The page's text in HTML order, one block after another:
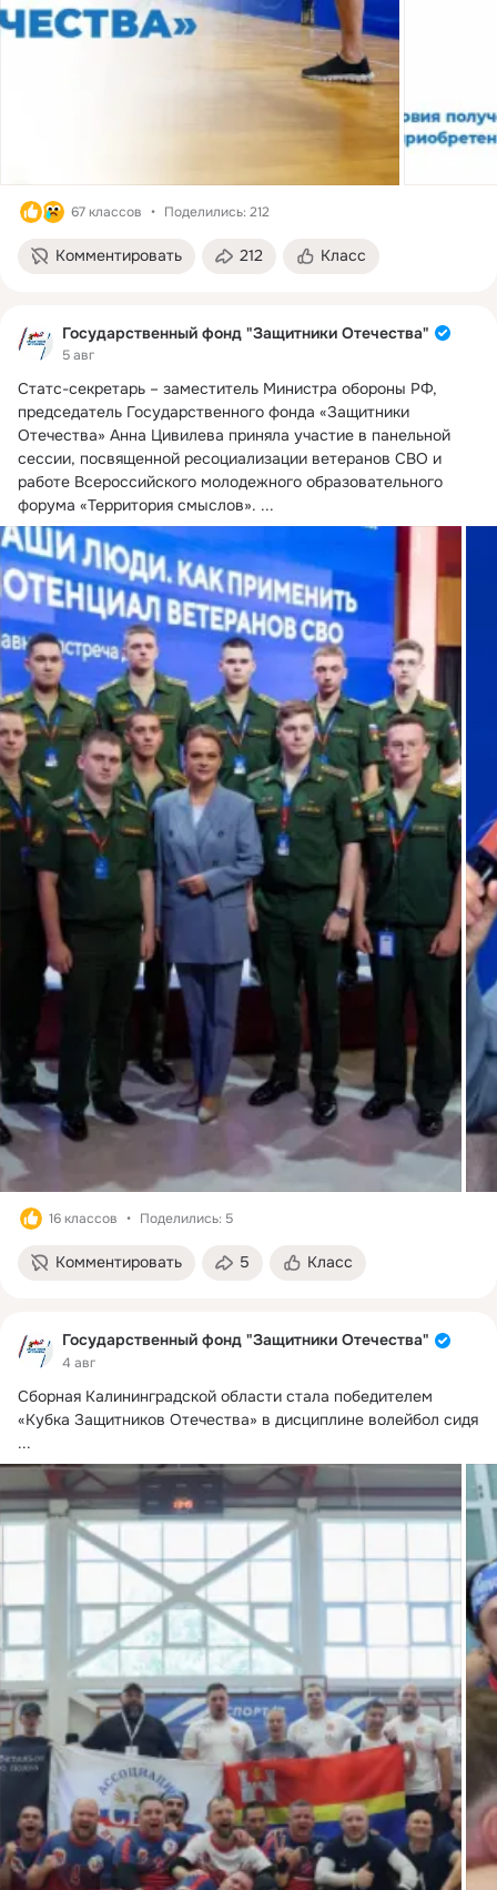
67 классов Поделились: 212
Комментировать 212 Класс
Государственный фонд "Защитники Отечества"
5 авг
Статс-секретарь – заместитель Министра обороны РФ,
председатель Государственного фонда «Защитники
Отечества» Анна Цивилева приняла участие в панельной
сессии, посвященной ресоциализации ветеранов СВО и
работе Всероссийского молодежного образовательного
форума «Территория смыслов». ...
16 классов Поделились: 5
Комментировать 5 Класс
Государственный фонд "Защитники Отечества"
4 авг
Сборная Калининградской области стала победителем
«Кубка Защитников Отечества» в дисциплине волейбол сидя
...